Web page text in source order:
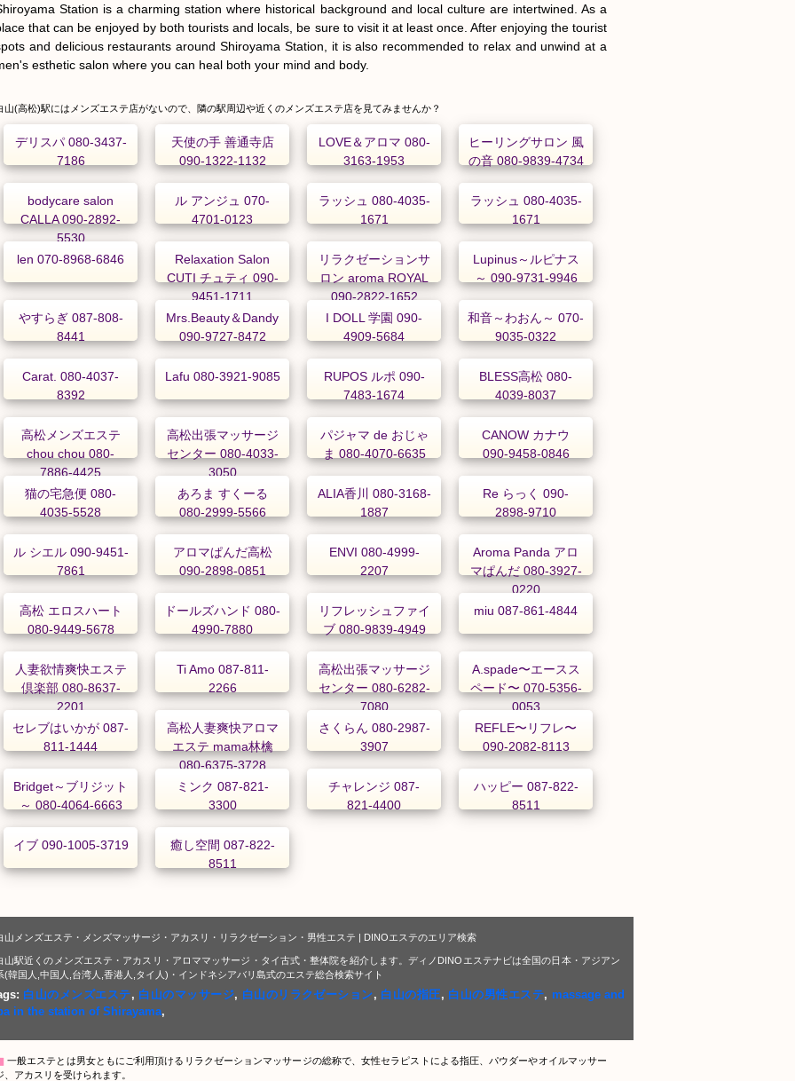
Station is a charming station where historical background and local culture are intertwined. As a
that can be enjoyed by both tourists and locals, be sure to visit it at least once. After enjoying the tourist
and delicious restaurants around Shiroyama Station, it is also recommended to relax and unwind at a
esthetic salon where you can heal both your mind and body.
山(高松)駅にはメンズエステ店がないので、隣の駅周辺や近くのメンズエステ店を見てみませんか？
デリスパ 080-3437-
7186
天使の手 善通寺店
090-1322-1132
LOVE＆アロマ 080-
3163-1953
ヒーリングサロン 風
の音 080-9839-4734
bodycare salon
CALLA 090-2892-
5530
ル アンジュ 070-
4701-0123
ラッシュ 080-4035-
1671
ラッシュ 080-4035-
1671
len 070-8968-6846
Relaxation Salon
CUTI チュティ 090-
9451-1711
リラクゼーションサ
ロン aroma ROYAL
090-2822-1652
Lupinus～ルピナス
～ 090-9731-9946
やすらぎ 087-808-
8441
Mrs.Beauty＆Dandy
090-9727-8472
I DOLL 学園 090-
4909-5684
和音～わおん～ 070-
9035-0322
Carat. 080-4037-
8392
Lafu 080-3921-9085
RUPOS ルポ 090-
7483-1674
BLESS高松 080-
4039-8037
高松メンズエステ
chou chou 080-
7886-4425
高松出張マッサージ
センター 080-4033-
3050
パジャマ de おじゃ
ま 080-4070-6635
CANOW カナウ
090-9458-0846
猫の宅急便 080-
4035-5528
あろま すくーる
080-2999-5566
ALIA香川 080-3168-
1887
Re らっく 090-
2898-9710
ル シエル 090-9451-
7861
アロマぱんだ高松
090-2898-0851
ENVI 080-4999-
2207
Aroma Panda アロ
マぱんだ 080-3927-
0220
高松 エロスハート
080-9449-5678
ドールズハンド 080-
4990-7880
リフレッシュファイ
ブ 080-9839-4949
miu 087-861-4844
人妻欲情爽快エステ
倶楽部 080-8637-
2201
Ti Amo 087-811-
2266
高松出張マッサージ
センター 080-6282-
7080
A.spade〜エースス
ペード〜 070-5356-
0053
セレブはいかが 087-
811-1444
高松人妻爽快アロマ
エステ mama林檎
080-6375-3728
さくらん 080-2987-
3907
REFLE〜リフレ〜
090-2082-8113
Bridget～ブリジット
～ 080-4064-6663
ミンク 087-821-
3300
チャレンジ 087-
821-4400
ハッピー 087-822-
8511
イブ 090-1005-3719
癒し空間 087-822-
8511
山メンズエステ・メンズマッサージ・アカスリ・リラクゼーション・男性エステ | DINOエステのエリア検索
山駅近くのメンズエステ・アカスリ・アロママッサージ・タイ古式・整体院を紹介します。ディノDINOエステナビは全国の日本・アジアン
(韓国人,中国人,台湾人,香港人,タイ人)・インドネシアバリ島式のエステ総合検索サイト
白山のメンズエステ, 白山のマッサージ, 白山のリラクゼーション, 白山の指圧, 白山の男性エステ, massage and
in the station of Shirayama,
一般エステとは男女ともにご利用頂けるリラクゼーションマッサージの総称で、女性セラピストによる指圧、パウダーやオイルマッサー
、アカスリを受けられます。